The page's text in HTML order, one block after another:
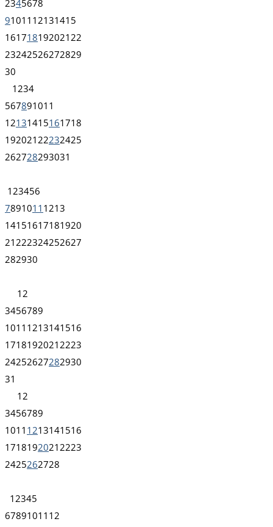
2345678
91011 12131415
161718192021 22
23242526272829
30
1 234
567891011
12131415161718
192021 22232425
262728293031
1 23456
7891011 1213
14151617181920
21 222324252627
282930
1 2
3456789
1011 1213141516
1718192021 2223
24252627282930
31
1 2
3456789
1011 1213141516
1718192021 2223
2425262728
1 2345
67891011 12